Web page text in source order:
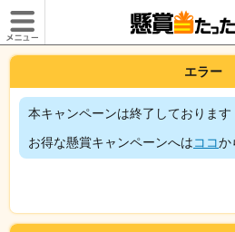
エラー
本キャンペーンは終了しております
お得な懸賞キャンペーンへはココか